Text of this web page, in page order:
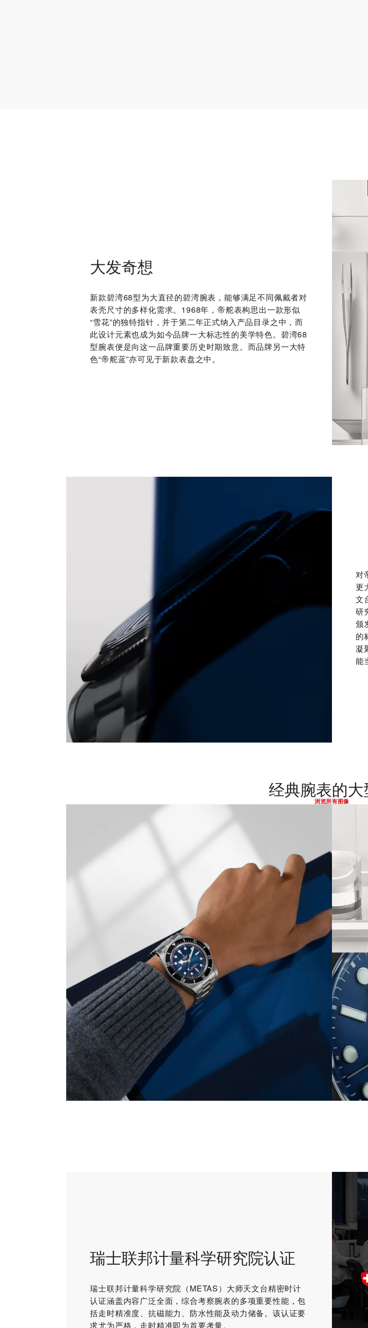
大发奇想
新款碧湾68型为大直径的碧湾腕表，能够满足不同佩戴者对
表壳尺寸的多样化需求。1968年，帝舵表构思出一款形似
“雪花”的独特指针，并于第二年正式纳入产品目录之中，而
此设计元素也成为如今品牌一大标志性的美学特色。碧湾68
型腕表便是向这一品牌重要历史时期致意。而品牌另一大特
色“帝舵蓝”亦可见于新款表盘之中。
对
更
文
研
颁
的
凝
能
经典腕表的大
浏览所有图像
瑞士联邦计量科学研究院认证
瑞士联邦计量科学研究院（METAS）大师天文台精密时计
认证涵盖内容广泛全面，综合考察腕表的多项重要性能，包
括走时精准度、抗磁能力、防水性能及动力储备。该认证要
求尤为严格，走时精准即为首要考量。